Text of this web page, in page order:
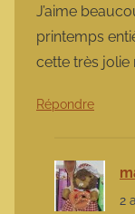
J’aime
printemps
cette très jolie
Répondre
2